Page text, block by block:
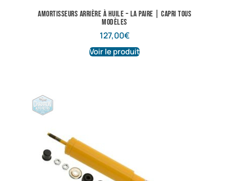
Amortisseurs arrière à huile – La paire | Capri tous
modèles
127,00€
Voir le produit